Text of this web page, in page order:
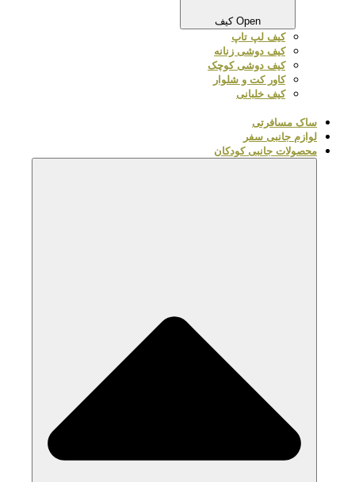
Open کیف
کیف لپ تاپ
کیف دوشی زنانه
کیف دوشی کوچک
کاور کت و شلوار
کیف خلبانی
ساک مسافرتی
لوازم جانبی سفر
محصولات جانبی کودکان